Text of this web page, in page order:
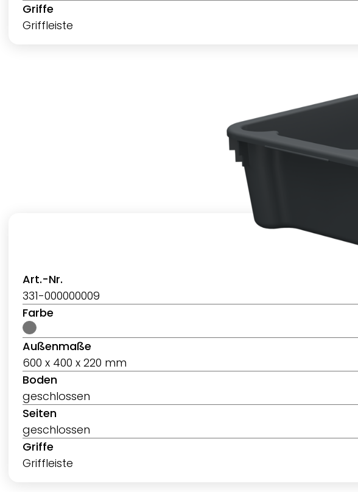
Griffe
Griffleiste
Art.-Nr.
331-000000009
Farbe
Außenmaße
600 x 400 x 220 mm
Boden
geschlossen
Seiten
geschlossen
Griffe
Griffleiste